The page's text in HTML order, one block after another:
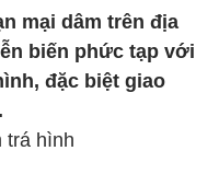
mại dâm trên địa
biến phức tạp với
đặc biệt giao
trá hình